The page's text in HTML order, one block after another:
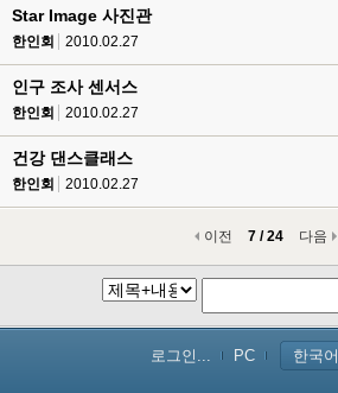
Star Image 사진관
한인회 2010.02.27
인구 조사 센서스
한인회 2010.02.27
건강 댄스클래스
한인회 2010.02.27
이전 7 / 24 다음
로그인... PC 한국어